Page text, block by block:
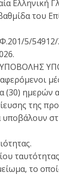
Ελληνική
του
5/
ΥΠΟΒΟΛΗΣ
(30) ημερών
της
το